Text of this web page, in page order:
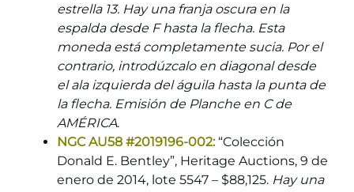
estrella 13. Hay una franja oscura en la
espalda desde F hasta la flecha. Esta
moneda está completamente sucia. Por el
contrario, introdúzcalo en diagonal desde
el ala izquierda del águila hasta la punta de
la flecha. Emisión de Planche en C de
AMÉRICA.
NGC AU58 #2019196-002:“Colección
Donald E. Bentley”, Heritage Auctions, 9 de
enero de 2014, lote 5547 – $88,125. Hay una